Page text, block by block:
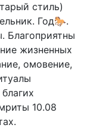
стиль)
Год🐎.
Благоприятны
жизненных
омовение,
10.08